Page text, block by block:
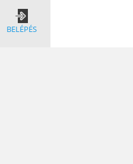
BELÉPÉS